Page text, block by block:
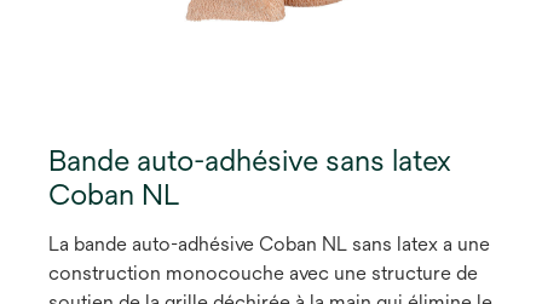
Bande auto-adhésive sans latex
Coban NL
La bande auto-adhésive Coban NL sans latex a une
construction monocouche avec une structure de